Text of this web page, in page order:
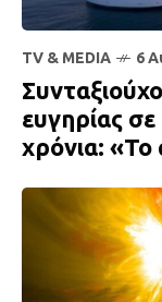
TV & MEDIA 6
ευγηρίας
χρόνια: